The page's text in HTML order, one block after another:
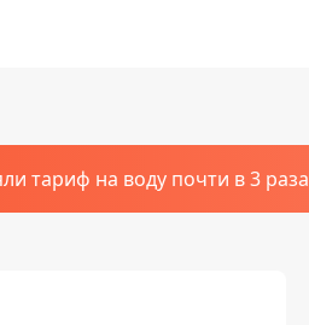
тариф на воду почти в 3 раза